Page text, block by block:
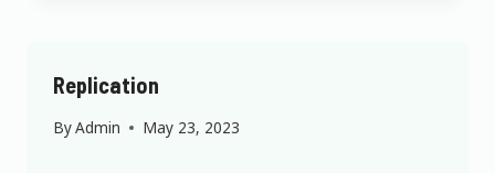
Replication
ByAdmin May 23, 2023